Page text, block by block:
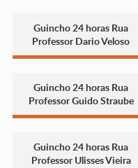
Guincho 24 horas Rua
Professor Dario Veloso
Guincho 24 horas Rua
Professor Guido Straube
Guincho 24 horas Rua
Professor Ulisses Vieira